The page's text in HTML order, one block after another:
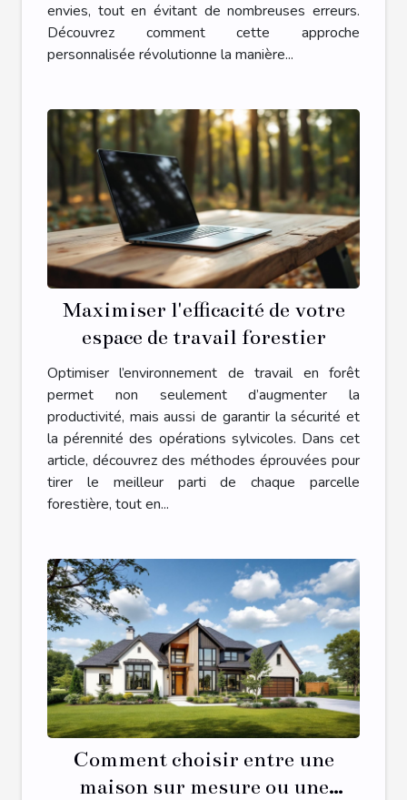
envies, tout en évitant de nombreuses erreurs.
Découvrez comment cette approche
personnalisée révolutionne la manière...
Maximiser l'efficacité de votre
espace de travail forestier
Optimiser l’environnement de travail en forêt
permet non seulement d’augmenter la
productivité, mais aussi de garantir la sécurité et
la pérennité des opérations sylvicoles. Dans cet
article, découvrez des méthodes éprouvées pour
tirer le meilleur parti de chaque parcelle
forestière, tout en...
Comment choisir entre une
maison sur mesure ou une